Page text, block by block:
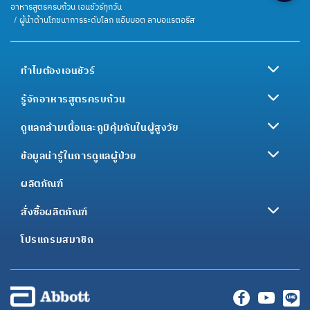
อาหารสูตรครบถ้วน เอนชัวร์ทุกวัน
ผู้นำด้านโภชนาการระดับโลก แอ๊บบอต ลาบอแรตอรีส
ทำไมต้องเอนชัวร์
รู้จักอาหารสูตรครบถ้วน
ดูแลกล้ามเนื้อและภูมิคุ้มกันในผู้สูงวัย
ข้อมูลน่ารู้ในการดูแลผู้ป่วย
ผลิตภัณฑ์
สั่งซื้อผลิตภัณฑ์
โปรแกรมสมาชิก